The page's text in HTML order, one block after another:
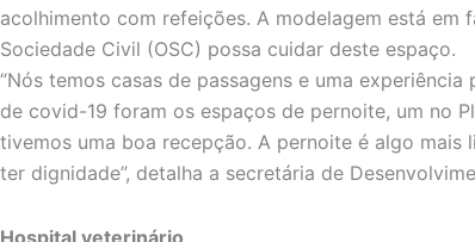
acolhimento com refeições. A modelagem está em
Sociedade Civil (OSC) possa cuidar deste espaço.
“Nós temos casas de passagens e uma
de covid-19 foram os espaços de pernoite, um no
tivemos uma boa recepção. A pernoite é algo mais
ter dignidade”, detalha a secretária de
Hospital veterinário